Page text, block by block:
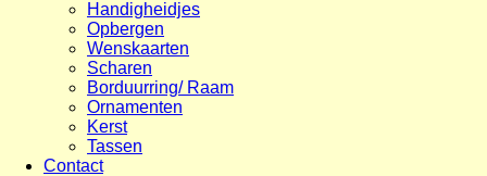
Handigheidjes
Opbergen
Wenskaarten
Scharen
Borduurring/ Raam
Ornamenten
Kerst
Tassen
Contact